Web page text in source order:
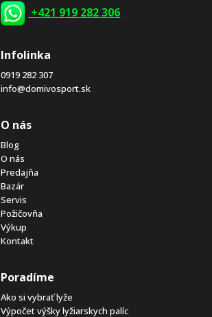
+421 919 282 306
Infolinka
0919 282 307
info@domivosport.sk
O nás
Blog
O nás
Predajňa
Bazár
Servis
Požičovňa
Výkup
Kontakt
Poradíme
Ako si vybrať lyže
Výpočet výšky lyžiarskych palíc